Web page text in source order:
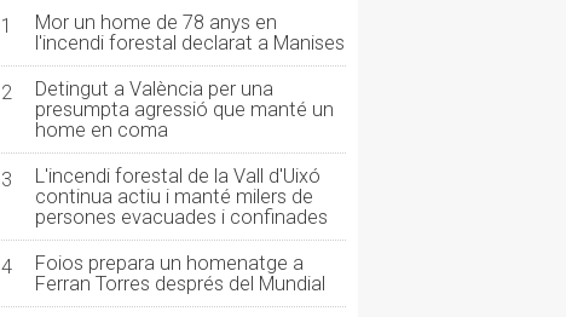
1
Mor un home de 78 anys en
l'incendi forestal declarat a Manises
2
Detingut a València per una
presumpta agressió que manté un
home en coma
3
L'incendi forestal de la Vall d'Uixó
continua actiu i manté milers de
persones evacuades i confinades
4
Foios prepara un homenatge a
Ferran Torres després del Mundial